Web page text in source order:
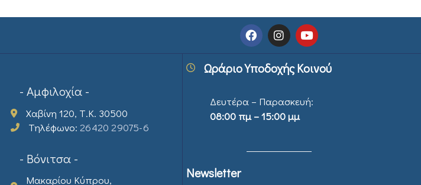
- Αμφιλοχία -
Χαβίνη 120, Τ.Κ. 30500
Τηλέφωνο:26420 29075-6
- Βόνιτσα -
Μακαρίου Κύπρου,
Ωράριο Υποδοχής Κοινού
Δευτέρα – Παρασκευή:
08:00 πμ – 15:00 μμ
Newsletter